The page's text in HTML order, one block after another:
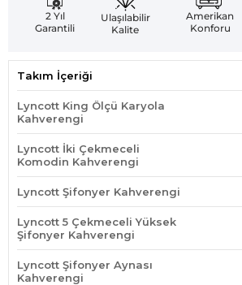
2 Yıl
Garantili
Ulaşılabilir
Kalite
Amerikan
Konforu
Takım İçeriği
Lyncott King Ölçü Karyola
Kahverengi
Lyncott İki Çekmeceli
Komodin Kahverengi
Lyncott Şifonyer Kahverengi
Lyncott 5 Çekmeceli Yüksek
Şifonyer Kahverengi
Lyncott Şifonyer Aynası
Kahverengi